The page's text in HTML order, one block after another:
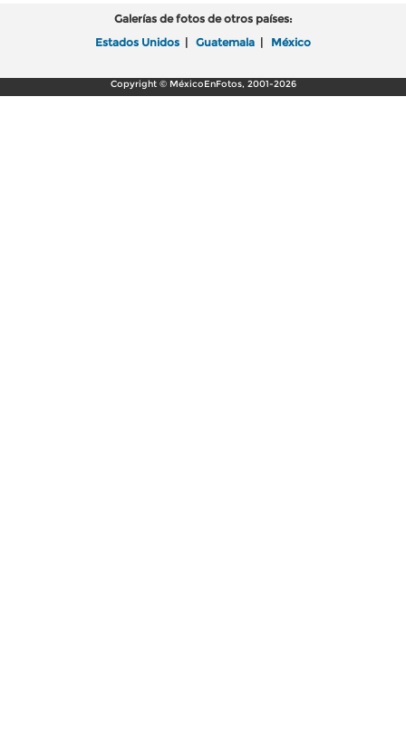
Galerías de fotos de otros países:
Estados Unidos | Guatemala | México
Copyright © MéxicoEnFotos, 2001-2026